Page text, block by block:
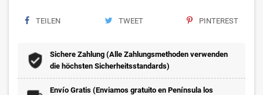
TEILEN TWEET PINTEREST
Sichere Zahlung (Alle Zahlungsmethoden verwenden
die höchsten Sicherheitsstandards)
Envío Gratis (Enviamos gratuito en Península los